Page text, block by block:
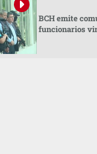
BCH emite
funcionarios